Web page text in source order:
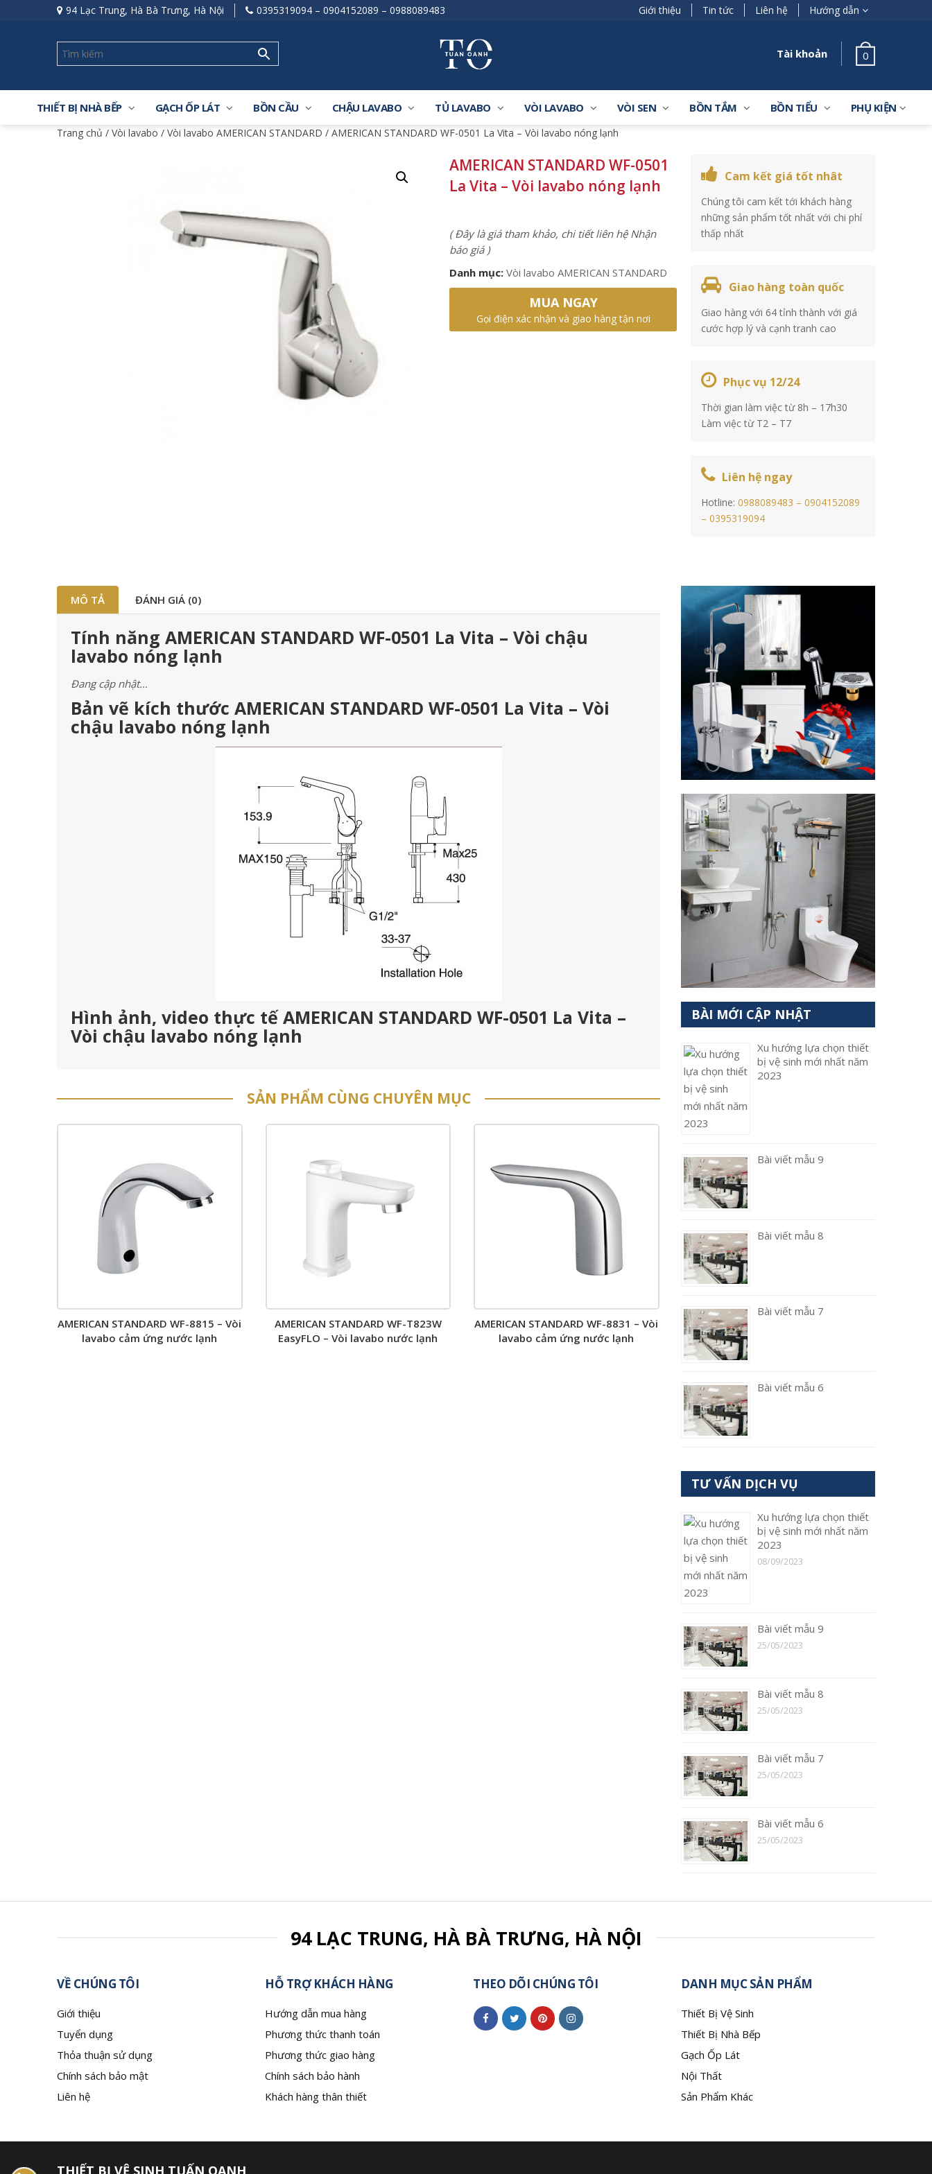
94 Lạc Trung, Hà Bà Trưng, Hà Nội 0395319094 – 0904152089 – 0988089483 Giới thiệu Tin tức Liên hệ Hướng dẫn
Tài khoản 0
THIẾT BỊ NHÀ BẾP GẠCH ỐP LÁT BỒN CẦU CHẬU LAVABO TỦ LAVABO VÒI LAVABO VÒI SEN BỒN TẮM BỒN TIỂU PHỤ KIỆN
Trang chủ / Vòi lavabo / Vòi lavabo AMERICAN STANDARD / AMERICAN STANDARD WF-0501 La Vita – Vòi lavabo nóng lạnh
AMERICAN STANDARD WF-0501
La Vita – Vòi lavabo nóng lạnh
( Đây là giá tham khảo, chi tiết liên hệ Nhận
báo giá )
Danh mục: Vòi lavabo AMERICAN STANDARD
MUA NGAY
Gọi điện xác nhận và giao hàng tận nơi
Cam kết giá tốt nhât
Chúng tôi cam kết tới khách hàng
những sản phẩm tốt nhất với chi phí
thấp nhất
Giao hàng toàn quốc
Giao hàng với 64 tỉnh thành với giá
cước hợp lý và cạnh tranh cao
Phục vụ 12/24
Thời gian làm việc từ 8h – 17h30
Làm việc từ T2 – T7
Liên hệ ngay
Hotline: 0988089483 – 0904152089
– 0395319094
MÔ TẢ ĐÁNH GIÁ (0)
Tính năng AMERICAN STANDARD WF-0501 La Vita – Vòi chậu
lavabo nóng lạnh
Đang cập nhật…
Bản vẽ kích thước AMERICAN STANDARD WF-0501 La Vita – Vòi
chậu lavabo nóng lạnh
Hình ảnh, video thực tế AMERICAN STANDARD WF-0501 La Vita –
Vòi chậu lavabo nóng lạnh
SẢN PHẨM CÙNG CHUYÊN MỤC
AMERICAN STANDARD WF-8815 – Vòi
lavabo cảm ứng nước lạnh
AMERICAN STANDARD WF-T823W
EasyFLO – Vòi lavabo nước lạnh
AMERICAN STANDARD WF-8831 – Vòi
lavabo cảm ứng nước lạnh
BÀI MỚI CẬP NHẬT
Xu hướng lựa chọn thiết
bị vệ sinh mới nhất năm
2023
Bài viết mẫu 9
Bài viết mẫu 8
Bài viết mẫu 7
Bài viết mẫu 6
TƯ VẤN DỊCH VỤ
Xu hướng lựa chọn thiết
bị vệ sinh mới nhất năm
2023
08/09/2023
Bài viết mẫu 9
25/05/2023
Bài viết mẫu 8
25/05/2023
Bài viết mẫu 7
25/05/2023
Bài viết mẫu 6
25/05/2023
94 LẠC TRUNG, HÀ BÀ TRƯNG, HÀ NỘI
VỀ CHÚNG TÔI
Giới thiệu
Tuyển dụng
Thỏa thuận sử dụng
Chính sách bảo mật
Liên hệ
HỖ TRỢ KHÁCH HÀNG
Hướng dẫn mua hàng
Phương thức thanh toán
Phương thức giao hàng
Chính sách bảo hành
Khách hàng thân thiết
THEO DÕI CHÚNG TÔI DANH MỤC SẢN PHẨM
Thiết Bị Vệ Sinh
Thiết Bị Nhà Bếp
Gạch Ốp Lát
Nội Thất
Sản Phẩm Khác
THIẾT BỊ VỆ SINH TUẤN OANH